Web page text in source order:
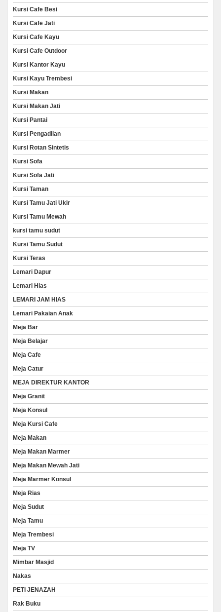
Kursi Cafe Besi
Kursi Cafe Jati
Kursi Cafe Kayu
Kursi Cafe Outdoor
Kursi Kantor Kayu
Kursi Kayu Trembesi
Kursi Makan
Kursi Makan Jati
Kursi Pantai
Kursi Pengadilan
Kursi Rotan Sintetis
Kursi Sofa
Kursi Sofa Jati
Kursi Taman
Kursi Tamu Jati Ukir
Kursi Tamu Mewah
kursi tamu sudut
Kursi Tamu Sudut
Kursi Teras
Lemari Dapur
Lemari Hias
LEMARI JAM HIAS
Lemari Pakaian Anak
Meja Bar
Meja Belajar
Meja Cafe
Meja Catur
MEJA DIREKTUR KANTOR
Meja Granit
Meja Konsul
Meja Kursi Cafe
Meja Makan
Meja Makan Marmer
Meja Makan Mewah Jati
Meja Marmer Konsul
Meja Rias
Meja Sudut
Meja Tamu
Meja Trembesi
Meja TV
Mimbar Masjid
Nakas
PETI JENAZAH
Rak Buku